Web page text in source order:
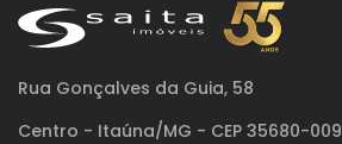
Rua Gonçalves da Guia, 58
Centro - Itaúna/MG - CEP 35680-009